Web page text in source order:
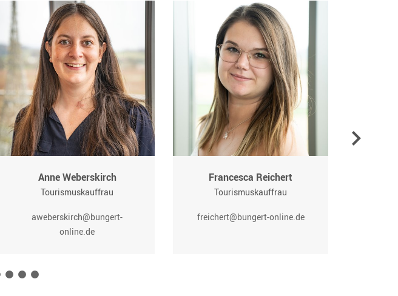
Anne Weberskirch
Tourismuskauffrau
aweberskirch@bungert-
online.de
Francesca Reichert
Tourismuskauffrau
freichert@bungert-online.de
6 7 8